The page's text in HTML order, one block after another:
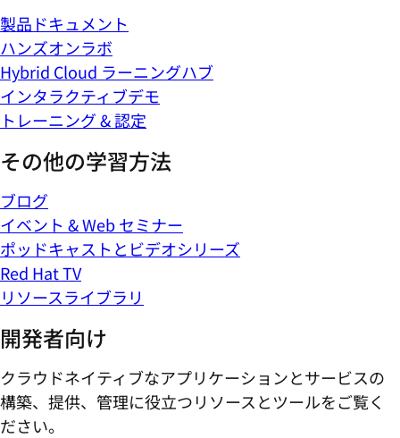
製品ドキュメント
ハンズオンラボ
Hybrid Cloud ラーニングハブ
インタラクティブデモ
トレーニング & 認定
その他の学習方法
ブログ
イベント & Web セミナー
ポッドキャストとビデオシリーズ
Red Hat TV
リソースライブラリ
開発者向け
クラウドネイティブなアプリケーションとサービスの
構築、提供、管理に役立つリソースとツールをご覧く
ださい。